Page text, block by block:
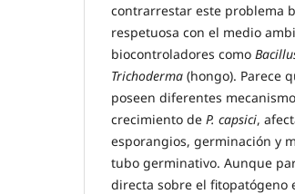
contrarrestar este problema
respetuosa con el medio
biocontroladores como
Trichoderma (hongo). Parece
poseen diferentes
crecimiento de P. capsici,
esporangios, germinación y
tubo germinativo. Aunque
directa sobre el fitopatógeno